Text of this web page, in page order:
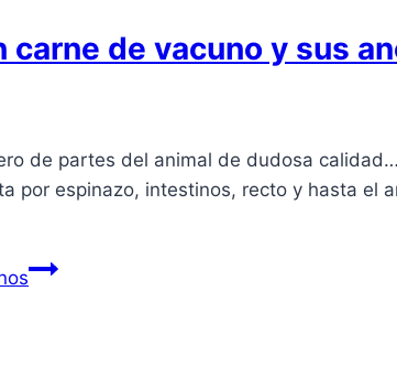
carne de vacuno y sus
de partes del animal de dudosa
por espinazo, intestinos, recto y hasta el